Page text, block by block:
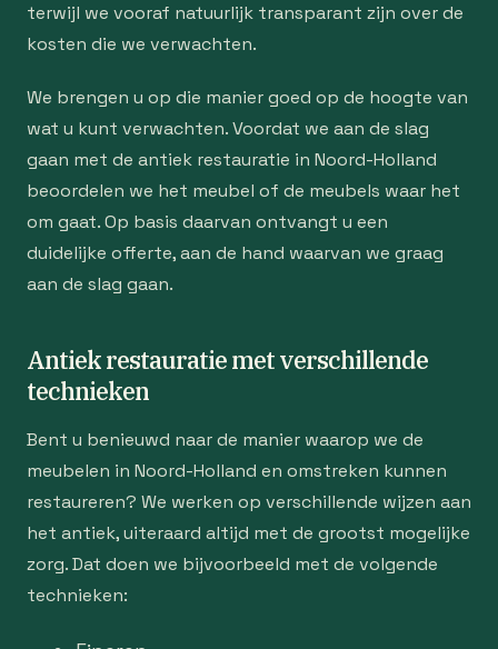
terwijl we vooraf natuurlijk transparant zijn over de
kosten die we verwachten.
We brengen u op die manier goed op de hoogte van
wat u kunt verwachten. Voordat we aan de slag
gaan met de antiek restauratie in Noord-Holland
beoordelen we het meubel of de meubels waar het
om gaat. Op basis daarvan ontvangt u een
duidelijke offerte, aan de hand waarvan we graag
aan de slag gaan.
Antiek restauratie met verschillende
technieken
Bent u benieuwd naar de manier waarop we de
meubelen in Noord-Holland en omstreken kunnen
restaureren? We werken op verschillende wijzen aan
het antiek, uiteraard altijd met de grootst mogelijke
zorg. Dat doen we bijvoorbeeld met de volgende
technieken: